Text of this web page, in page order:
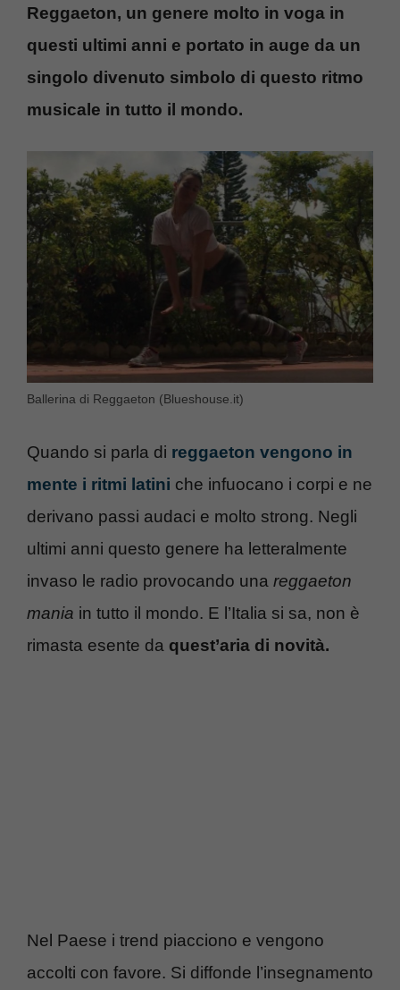
Reggaeton, un genere molto in voga in
questi ultimi anni e portato in auge da un
singolo divenuto simbolo di questo ritmo
musicale in tutto il mondo.
Ballerina di Reggaeton (Blueshouse.it)
Quando si parla di reggaeton vengono in
mente i ritmi latini che infuocano i corpi e ne
derivano passi audaci e molto strong. Negli
ultimi anni questo genere ha letteralmente
invaso le radio provocando una reggaeton
mania in tutto il mondo. E l’Italia si sa, non è
rimasta esente da quest’aria di novità.
Nel Paese i trend piacciono e vengono
accolti con favore. Si diffonde l’insegnamento